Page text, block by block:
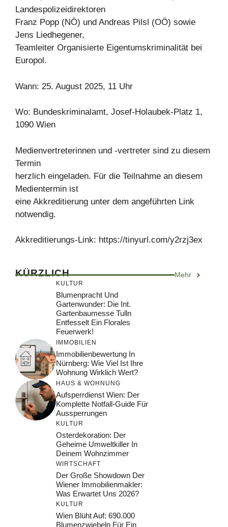
Landespolizeidirektoren
Franz Popp (NÖ) und Andreas Pilsl (OÖ) sowie
Jens Liedhegener,
Teamleiter Organisierte Eigentumskriminalität bei
Europol.
Wann: 25. August 2025, 11 Uhr
Wo: Bundeskriminalamt, Josef-Holaubek-Platz 1,
1090 Wien
Medienvertreterinnen und -vertreter sind zu diesem
Termin
herzlich eingeladen. Für die Teilnahme an diesem
Medientermin ist
eine Akkreditierung unter dem angeführten Link
notwendig.
Akkreditierungs-Link: https://tinyurl.com/y2rzj3ex
KÜRZLICH Mehr
KULTUR
Blumenpracht Und
Gartenwunder: Die Int.
Gartenbaumesse Tulln
Entfesselt Ein Florales
Feuerwerk!
IMMOBILIEN
Immobilienbewertung In
Nürnberg: Wie Viel Ist Ihre
Wohnung Wirklich Wert?
HAUS & WOHNUNG
Aufsperrdienst Wien: Der
Komplette Notfall-Guide Für
Aussperrungen
KULTUR
Osterdekoration: Der
Geheime Umweltkiller In
Deinem Wohnzimmer
WIRTSCHAFT
Der Große Showdown Der
Wiener Immobilienmakler:
Was Erwartet Uns 2026?
KULTUR
Wien Blüht Auf: 690.000
Blumenzwiebeln Für Ein